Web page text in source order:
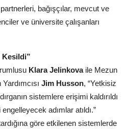
bağışçılar, mevcut ve
ve üniversite çalışanları
Kesildi”
Klara Jelinkovaile Mezun
Jim Husson, “Yetkisiz
sistemlere erişimi kaldırıldı
adımlar atıldı.”
göre etkilenen sistemlerde